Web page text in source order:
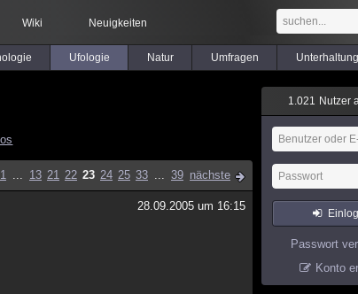
Wiki Neuigkeiten
Ufologie Natur Umfragen Unterhaltung
1 ... 13 21 22 23 24 25 33 ... 39 nächste
28.09.2005 um 16:15
1.021 Nutzer
Passwort
Konto